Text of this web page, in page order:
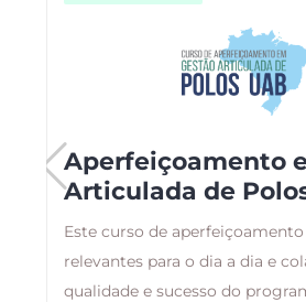
Aperfeiçoamento
Articulada de
Este curso de
relevantes para o dia a dia e
qualidade e sucesso do